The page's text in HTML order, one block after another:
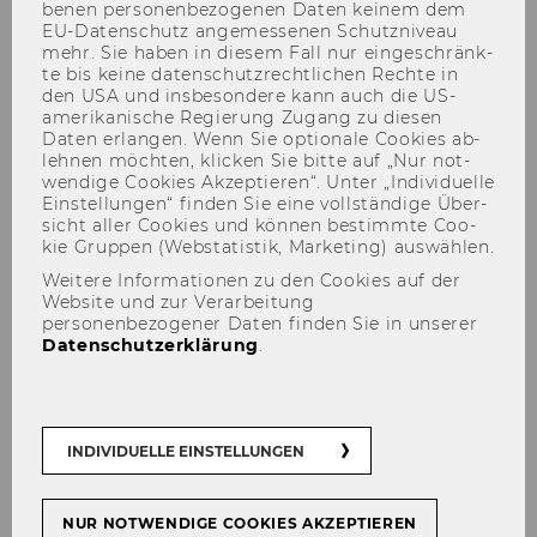
Presentation Strands
Der Inhalt dieser Seite ist aktuell nur auf
Englisch verfügbar.
areas are welcome:
LALT: Language Awareness in
Language Learning and Language
be­nen per­so­nen­be­zo­ge­nen Daten kei­nem dem
EU-​Datenschutz an­ge­mes­se­nen Schutz­ni­veau
mehr. Sie haben in die­sem Fall nur ein­ge­schränk­
te bis keine da­ten­schutz­recht­li­chen Rech­te in
den USA und ins­be­son­de­re kann auch die US-​
amerikanische Re­gie­rung Zu­gang zu die­sen
Daten er­lan­gen. Wenn Sie op­tio­na­le Coo­kies ab­
leh­nen möch­ten, kli­cken Sie bitte auf „Nur not­
wen­di­ge Coo­kies Ak­zep­tie­ren“. Unter „In­di­vi­du­el­le
Ein­stel­lun­gen“ fin­den Sie eine voll­stän­di­ge Über­
sicht aller Coo­kies und kön­nen be­stimm­te Coo­
kie Grup­pen (Web­sta­tis­tik, Mar­ke­ting) aus­wäh­len.
Weitere Informationen zu den Cookies auf der
Website und zur Verarbeitung
personenbezogener Daten finden Sie in unserer
Datenschutzerklärung.
INDIVIDUELLE EINSTELLUNGEN
NUR NOTWENDIGE COOKIES AKZEPTIEREN